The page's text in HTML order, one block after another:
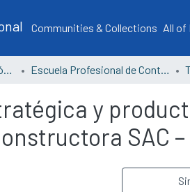
Communities & Collections All of
Facultad de Ciencias Económicas Escuela Profesional de Contabilidad
y
SAC –